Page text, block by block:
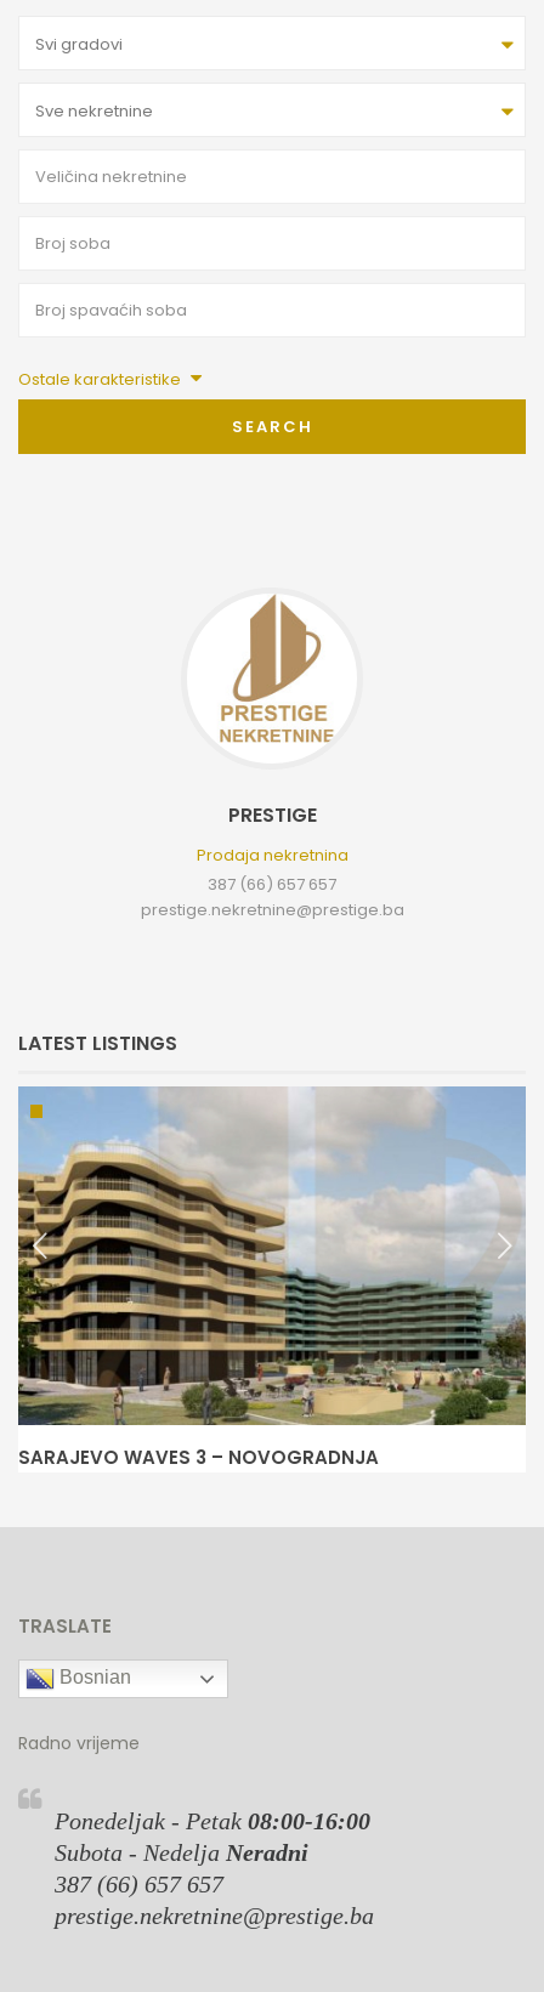
Svi gradovi
Sve nekretnine
Ostale karakteristike
SEARCH
PRESTIGE
Prodaja nekretnina
387 (66) 657 657
prestige.nekretnine@prestige.ba
LATEST LISTINGS
SARAJEVO WAVES 3 – NOVOGRADNJA
TRASLATE
Bosnian
Radno vrijeme
Ponedeljak - Petak 08:00-16:00
Subota - Nedelja Neradni
387 (66) 657 657
prestige.nekretnine@prestige.ba